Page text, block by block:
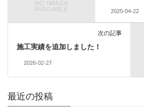
2025-04-22
次の記事
施工実績を追加しました！
2026-02-27
最近の投稿